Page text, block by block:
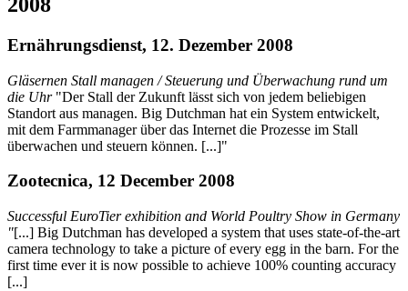
Ernährungsdienst, 12. Dezember 2008
Gläsernen Stall managen / Steuerung und Überwachung rund um
die Uhr"Der Stall der Zukunft lässt sich von jedem beliebigen
Standort aus managen. Big Dutchman hat ein System entwickelt,
mit dem Farmmanager über das Internet die Prozesse im Stall
überwachen und steuern können. [...]"
Zootecnica, 12 December 2008
Successful EuroTier exhibition and World Poultry Show in Germany
"[...] Big Dutchman has developed a system that uses state-of-the-art
camera technology to take a picture of every egg in the barn. For the
first time ever it is now possible to achieve 100% counting accuracy
[...]